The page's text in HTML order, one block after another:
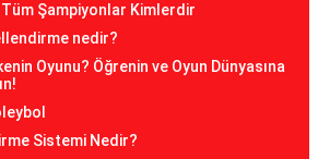
Şampiyonlar Kimlerdir
nedir?
Oyunu? Öğrenin ve Oyun Dünyasına
Sistemi Nedir?